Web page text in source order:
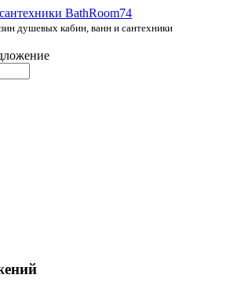
душевых кабин, ванн и сантехники